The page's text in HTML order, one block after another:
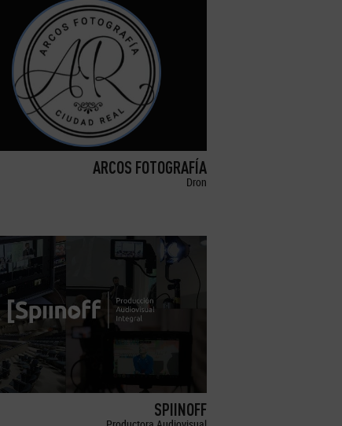
ARCOS FOTOGRAFÍA
Dron
SPIINOFF